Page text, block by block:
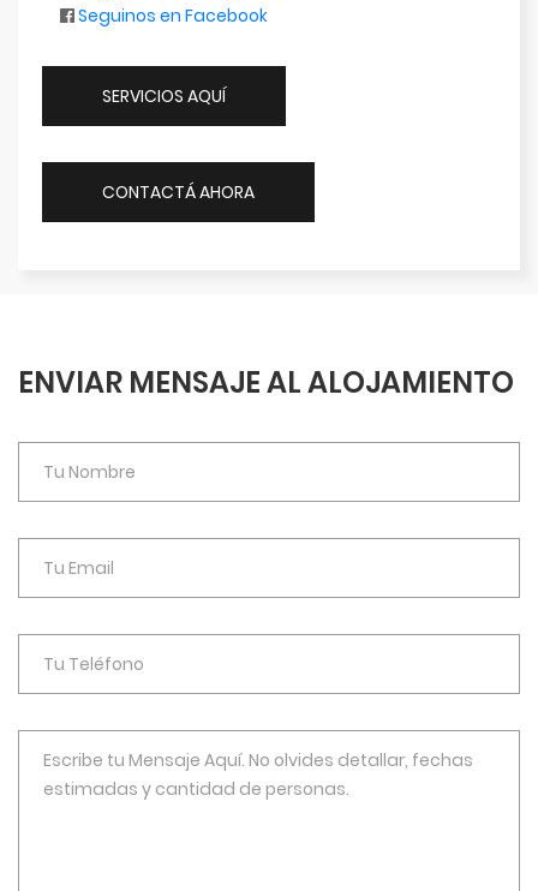
Seguinos en Facebook
SERVICIOS AQUÍ
CONTACTÁ AHORA
ENVIAR MENSAJE AL ALOJAMIENTO